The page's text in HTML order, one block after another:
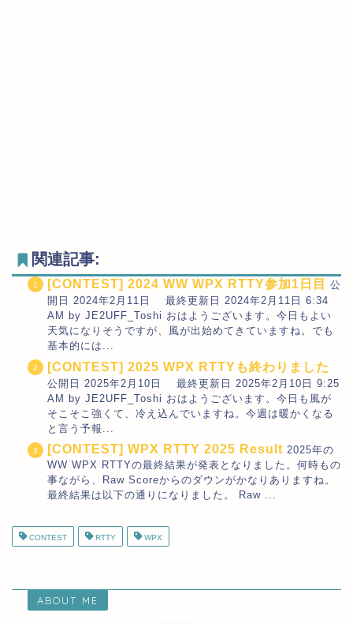
関連記事:
[CONTEST] 2024 WW WPX RTTY参加1日目
公
開日 2024年2月11日 最終更新日 2024年2月11日 6:34
AM by JE2UFF_Toshi おはようございます。今日もよい
天気になりそうですが、風が出始めてきていますね。でも
基本的には...
[CONTEST] 2025 WPX RTTYも終わりました
公開日 2025年2月10日 最終更新日 2025年2月10日 9:25
AM by JE2UFF_Toshi おはようございます。今日も風が
そこそこ強くて、冷え込んでいますね。今週は暖かくなる
と言う予報...
[CONTEST] WPX RTTY 2025 Result 2025年の
WW WPX RTTYの最終結果が発表となりました。何時もの
事ながら、Raw Scoreからのダウンがかなりありますね。
最終結果は以下の通りになりました。 Raw ...
CONTEST RTTY WPX
ABOUT ME